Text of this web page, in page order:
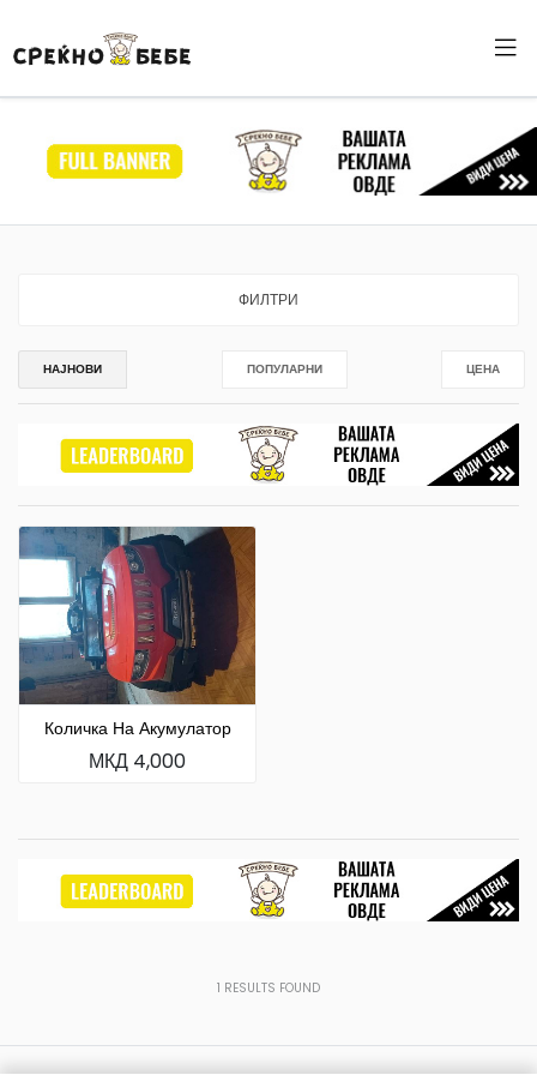
ФИЛТРИ
НАЈНОВИ ПОПУЛАРНИ ЦЕНА
Количка На Акумулатор
МКД 4,000
1 RESULTS FOUND